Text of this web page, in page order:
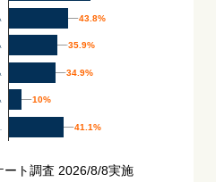
43.8%
43.8%
35.9%
35.9%
34.9%
34.9%
10%
10%
41.1%
41.1%
ト調査 2026/8/8実施